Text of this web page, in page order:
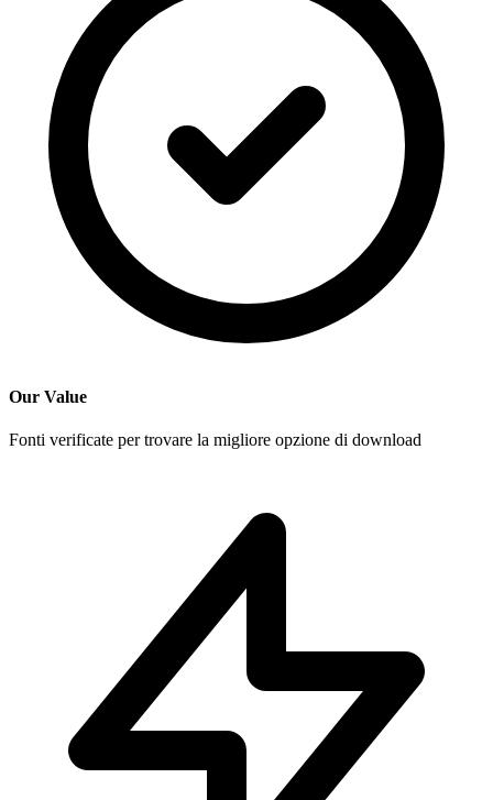
Our Value
Fonti verificate per trovare la migliore opzione di download